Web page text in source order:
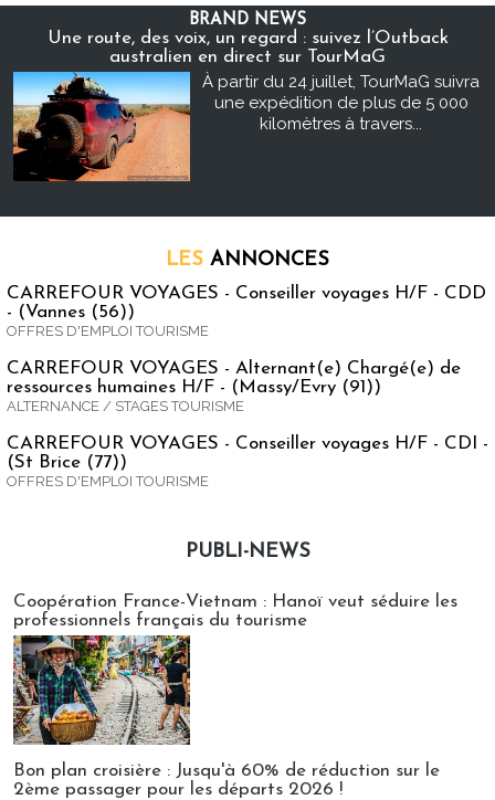
BRAND NEWS
Une route, des voix, un regard : suivez l’Outback
australien en direct sur TourMaG
À partir du 24 juillet, TourMaG suivra
une expédition de plus de 5 000
kilomètres à travers...
LES ANNONCES
CARREFOUR VOYAGES - Conseiller voyages H/F - CDD
- (Vannes (56))
OFFRES D'EMPLOI TOURISME
CARREFOUR VOYAGES - Alternant(e) Chargé(e) de
ressources humaines H/F - (Massy/Evry (91))
ALTERNANCE / STAGES TOURISME
CARREFOUR VOYAGES - Conseiller voyages H/F - CDI -
(St Brice (77))
OFFRES D'EMPLOI TOURISME
PUBLI-NEWS
Coopération France-Vietnam : Hanoï veut séduire les
professionnels français du tourisme
Bon plan croisière : Jusqu'à 60% de réduction sur le
2ème passager pour les départs 2026 !